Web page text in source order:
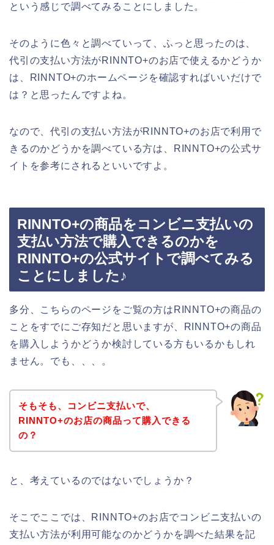
という感じで調べてみることにしました。
そのように色々と調べていって、ふっと思ったのは、
代引の支払い方法がRINNTO+のお店で使えるかどうか
は、RINNTO+のホームページを確認すればいいだけで
は？と思ったんですよね。
なので、代引の支払い方法がRINNTO+のお店で利用で
きるのかどうかを調べている方は、RINNTO+の公式サ
イトを参考にされるといいですよ。
RINNTO+の商品をコンビニ支払いの
支払い方法で購入できるのかを
RINNTO+の公式サイトで調べてみる
ことにしました♪
多分、こちらのページをご覧の方はRINNTO+の商品の
ことをすでにご存知だと思いますが、RINNTO+の商品
を購入しようかどうか検討している方もいるかもしれ
ません。でも、、、。
そもそも、コンビニ支払いで、
RINNTO+のお店の商品って購入できる
の？
と、考えているのではないでしょうか？
そこでここでは、RINNTO+のお店でコンビニ支払いの
支払い方法が利用可能なのかどうかを調べた結果を記